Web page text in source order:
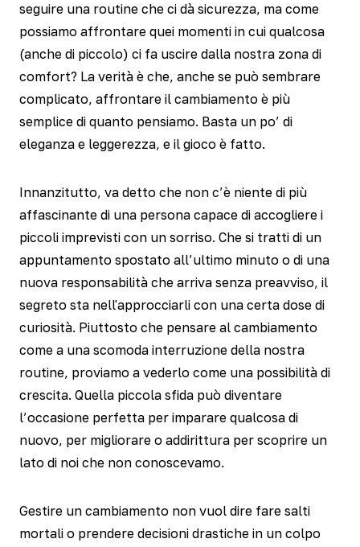
seguire una routine che ci dà sicurezza, ma come
possiamo affrontare quei momenti in cui qualcosa
(anche di piccolo) ci fa uscire dalla nostra zona di
comfort? La verità è che, anche se può sembrare
complicato, affrontare il cambiamento è più
semplice di quanto pensiamo. Basta un po’ di
eleganza e leggerezza, e il gioco è fatto.
Innanzitutto, va detto che non c’è niente di più
affascinante di una persona capace di accogliere i
piccoli imprevisti con un sorriso. Che si tratti di un
appuntamento spostato all’ultimo minuto o di una
nuova responsabilità che arriva senza preavviso, il
segreto sta nell'approcciarli con una certa dose di
curiosità. Piuttosto che pensare al cambiamento
come a una scomoda interruzione della nostra
routine, proviamo a vederlo come una possibilità di
crescita. Quella piccola sfida può diventare
l’occasione perfetta per imparare qualcosa di
nuovo, per migliorare o addirittura per scoprire un
lato di noi che non conoscevamo.
Gestire un cambiamento non vuol dire fare salti
mortali o prendere decisioni drastiche in un colpo